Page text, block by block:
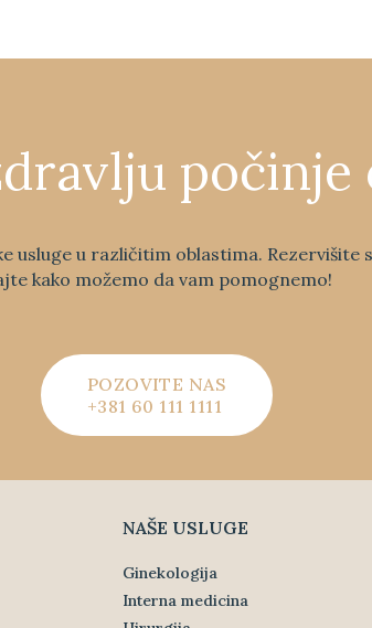
počinje
usluge u različitim oblastima. Rezervišite
kako možemo da vam pomognemo!
POZOVITE NAS
+381 60 111 1111
NAŠE USLUGE
Ginekologija
Interna medicina